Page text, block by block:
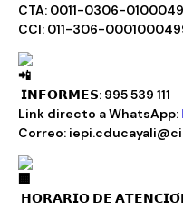
CTA: 0011-0306-
CCI: 011-306-
𝗜𝗡𝗙𝗢𝗥𝗠𝗘𝗦: 995 539 111
Link directo a WhatsApp:
Correo:
𝗛𝗢𝗥𝗔𝗥𝗜𝗢 𝗗𝗘